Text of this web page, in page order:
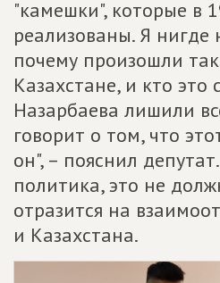
"камешки", которые в
реализованы. Я нигде
почему произошли
Казахстане, и кто это
Назарбаева лишили
говорит о том, что
он", – пояснил
политика, это не
отразится на
и Казахстана.